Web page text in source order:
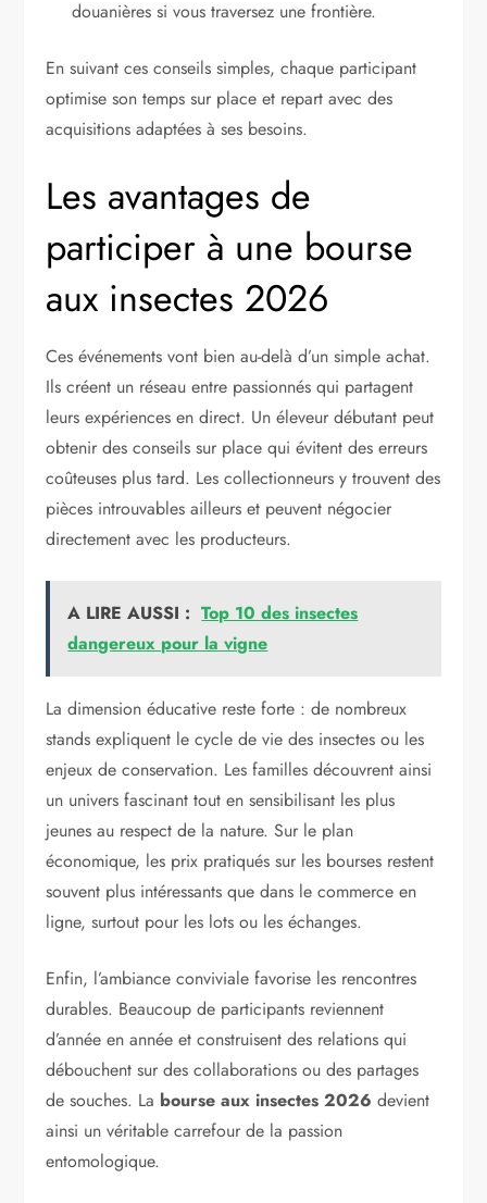
douanières si vous traversez une frontière.
En suivant ces conseils simples, chaque participant
optimise son temps sur place et repart avec des
acquisitions adaptées à ses besoins.
Les avantages de
participer à une bourse
aux insectes 2026
Ces événements vont bien au-delà d’un simple achat.
Ils créent un réseau entre passionnés qui partagent
leurs expériences en direct. Un éleveur débutant peut
obtenir des conseils sur place qui évitent des erreurs
coûteuses plus tard. Les collectionneurs y trouvent des
pièces introuvables ailleurs et peuvent négocier
directement avec les producteurs.
A LIRE AUSSI : Top 10 des insectes
dangereux pour la vigne
La dimension éducative reste forte : de nombreux
stands expliquent le cycle de vie des insectes ou les
enjeux de conservation. Les familles découvrent ainsi
un univers fascinant tout en sensibilisant les plus
jeunes au respect de la nature. Sur le plan
économique, les prix pratiqués sur les bourses restent
souvent plus intéressants que dans le commerce en
ligne, surtout pour les lots ou les échanges.
Enfin, l’ambiance conviviale favorise les rencontres
durables. Beaucoup de participants reviennent
d’année en année et construisent des relations qui
débouchent sur des collaborations ou des partages
de souches. La bourse aux insectes 2026 devient
ainsi un véritable carrefour de la passion
entomologique.